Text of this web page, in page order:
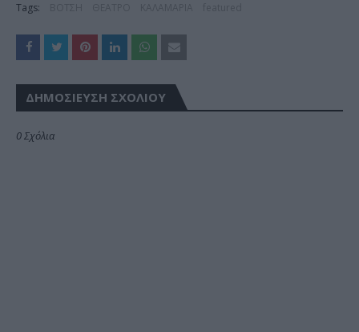
Tags:
ΔΗΜΟΣΊΕΥΣΗ ΣΧΟΛΊΟΥ
0 Σχόλια